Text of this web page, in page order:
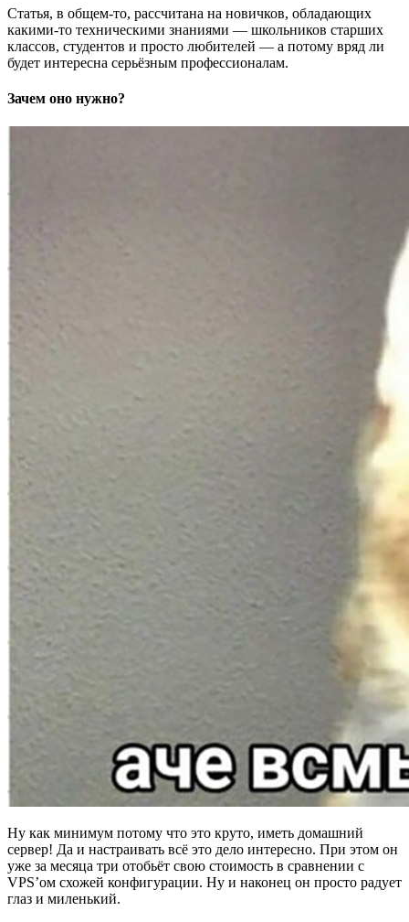
Статья, в общем-то, рассчитана на новичков, обладающих
какими-то техническими знаниями — школьников старших
классов, студентов и просто любителей — а потому вряд ли
будет интересна серьёзным профессионалам.
Зачем оно нужно?
Ну как минимум потому что это круто, иметь домашний
сервер! Да и настраивать всё это дело интересно. При этом он
уже за месяца три отобьёт свою стоимость в сравнении с
VPS’ом схожей конфигурации. Ну и наконец он просто радует
глаз и миленький.